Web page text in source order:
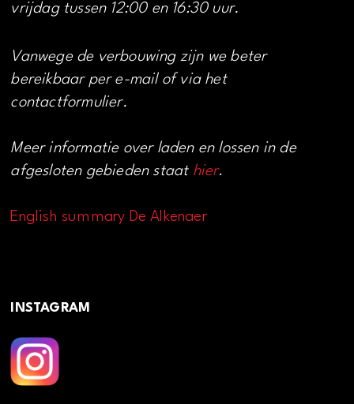
vrijdag tussen 12:00 en 16:30 uur.
Vanwege de verbouwing zijn we beter
bereikbaar per e-mail of via het
contactformulier.
Meer informatie over laden en lossen in de
afgesloten gebieden staat hier.
English summary De Alkenaer
INSTAGRAM